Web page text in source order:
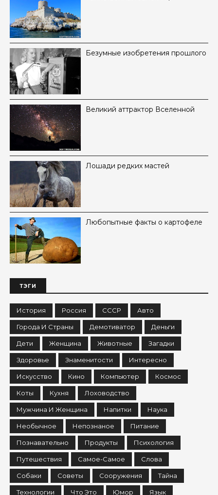
Безумные изобретения прошлого
Великий аттрактор Вселенной
Лошади редких мастей
Любопытные факты о картофеле
ТЭГИ
История Россия СССР Авто
Города И Страны Демотиватор Деньги
Дети Женщина Животные Загадки
Здоровье Знаменитости Интересно
Искусство Кино Компьютер Космос
Коты Кухня Лоховодство
Мужчина И Женщина Напитки Наука
Необычное Непознаное Питание
Познавательно Продукты Психология
Путешествия Самое-Самое Слова
Собаки Советы Сооружения Тайна
Технологии Что Это Юмор Язык